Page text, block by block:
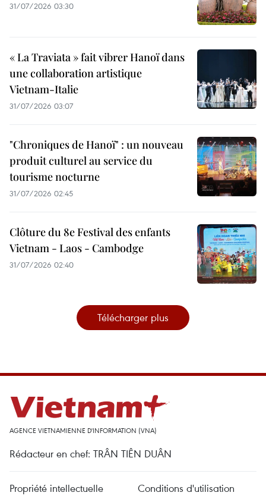
31/07/2026 03:30
« La Traviata » fait vibrer Hanoï dans
une collaboration artistique
Vietnam-Italie
31/07/2026 03:07
"Chroniques de Hanoï" : un nouveau
produit culturel au service du
tourisme nocturne
31/07/2026 02:45
Clôture du 8e Festival des enfants
Vietnam - Laos - Cambodge
31/07/2026 02:40
Télécharger plus
AGENCE VIETNAMIENNE D'INFORMATION (VNA)
Rédacteur en chef: TRÂN TIÊN DUÂN
Propriété intellectuelle Conditions d'utilisation